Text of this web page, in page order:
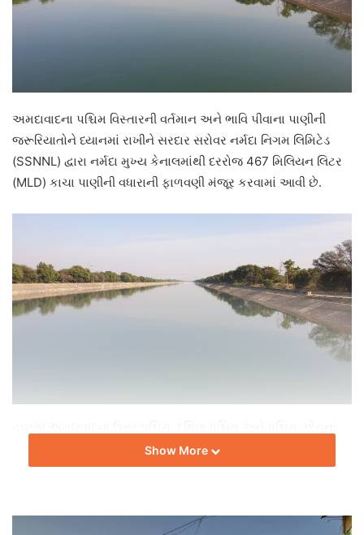
અમદાવાદના પશ્ચિમ વિસ્તારની વર્તમાન અને ભાવિ પીવાના પાણીની
જરૂરિયાતોને ધ્યાનમાં રાખીને સરદાર સરોવર નર્મદા નિગમ લિમિટેડ
(SSNNL) દ્વારા નર્મદા મુખ્ય કેનાલમાંથી દરરોજ 467 મિલિયન લિટર
(MLD) કાચા પાણીની વધારાની ફાળવણી મંજૂર કરવામાં આવી છે.
ચાંદખેડા, મોટેરા, સાબરમતી, રાણીપ, બાલોલનગર (નવું વોર્ડ) તેમજ
નારણપુરા–નિર્ણયનગર વિસ્તાર માટેનું કાચું પાણી ઢોળકા બ્રાંચ કેનાલ
Show More